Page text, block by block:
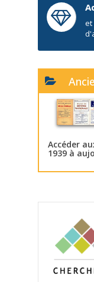
et
Accéder
1939 à